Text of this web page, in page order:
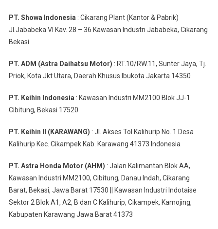
PT. Showa Indonesia : Cikarang Plant (Kantor & Pabrik)
Jl.Jababeka VI Kav. 28 – 36 Kawasan Industri Jababeka, Cikarang
Bekasi
PT. ADM (Astra Daihatsu Motor) : RT.10/RW.11, Sunter Jaya, Tj.
Priok, Kota Jkt Utara, Daerah Khusus Ibukota Jakarta 14350
PT. Keihin Indonesia : Kawasan Industri MM2100 Blok JJ-1
Cibitung, Bekasi 17520
PT. Keihin II (KARAWANG) : Jl. Akses Tol Kalihurip No. 1 Desa
Kalihurip Kec. Cikampek Kab. Karawang 41373 Indonesia
PT. Astra Honda Motor (AHM) : Jalan Kalimantan Blok AA,
Kawasan Industri MM2100, Cibitung, Danau Indah, Cikarang
Barat, Bekasi, Jawa Barat 17530 || Kawasan Industri Indotaise
Sektor 2 Blok A1, A2, B dan C Kalihurip, Cikampek, Kamojing,
Kabupaten Karawang Jawa Barat 41373